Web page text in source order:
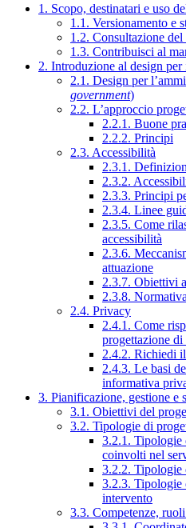
1. Scopo, destinatari e uso
1.1. Versionamento e
1.2. Consultazione del
1.3. Contribuisci al
2. Introduzione al design
2.1. Design per
government)
2.2. L’approccio
2.2.1. Buone
2.2.2. Principi
2.3. Accessibilità
2.3.1.
2.3.2.
2.3.3. Principi
2.3.4. Linee
2.3.5. Come
accessibilità
2.3.6.
attuazione
2.3.7. Obiettivi
2.3.8.
2.4. Privacy
2.4.1. Come
progettazione
2.4.2. Richiedi
2.4.3. Le basi
informativa
3. Pianificazione, gestione e
3.1. Obiettivi del
3.2. Tipologie di
3.2.1. Tipologie
coinvolti nel
3.2.2. Tipologie
3.2.3. Tipologie
intervento
3.3. Competenze,